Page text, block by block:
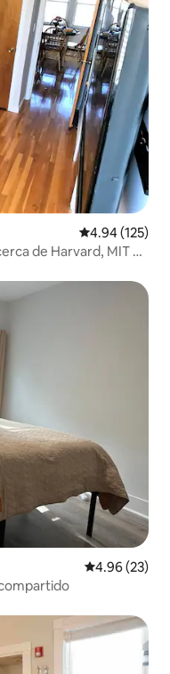
Calificación
4.94 (125)
de Harvard, MIT y
Calificación
4.96 (23)